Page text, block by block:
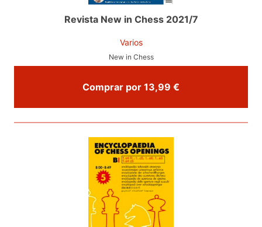
Revista New in Chess 2021/7
Varios
New in Chess
Comprar por 13,99 €